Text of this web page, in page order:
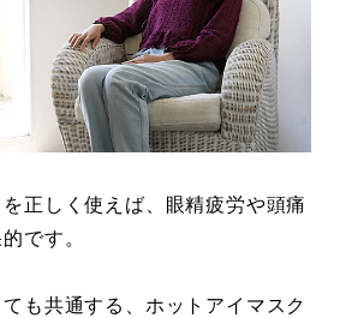
正しく使えば、眼精疲労や頭痛
です。
も共通する、ホットアイマスク